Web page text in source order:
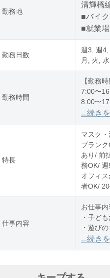
勤務地
清輝橋
■バイ
■就業
勤務日数
週3, 週4,
月, 火,
勤務時間
【勤務
7:00〜
8:00〜
12:00〜
※残業：
...続き
特長
マスク
ブラン
あり/ 前
務OK/
オフィ
者OK/
仕事内容
お仕事
・子ど
・遊び
・お散
...続き